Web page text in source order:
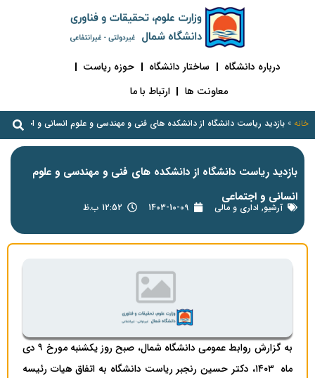
درباره دانشگاه ساختار دانشگاه
حوزه ریاست
معاونت ها
ارتباط با ما
خانه »بازدید ریاست دانشگاه از دانشکده های فنی و مهندسی و علوم انسانی و اجتماعی
بازدید ریاست دانشگاه از دانشکده های فنی و مهندسی و علوم
انسانی و اجتماعی
آرشیو, اداری و مالی 1403-10-09 12:52 ب.ظ
به گزارش روابط عمومی دانشگاه شمال، صبح روز یکشنبه مورخ ۹ دی
ماه ۱۴۰۳، دکتر حسین رنجبر ریاست دانشگاه به اتفاق هیات رئیسه